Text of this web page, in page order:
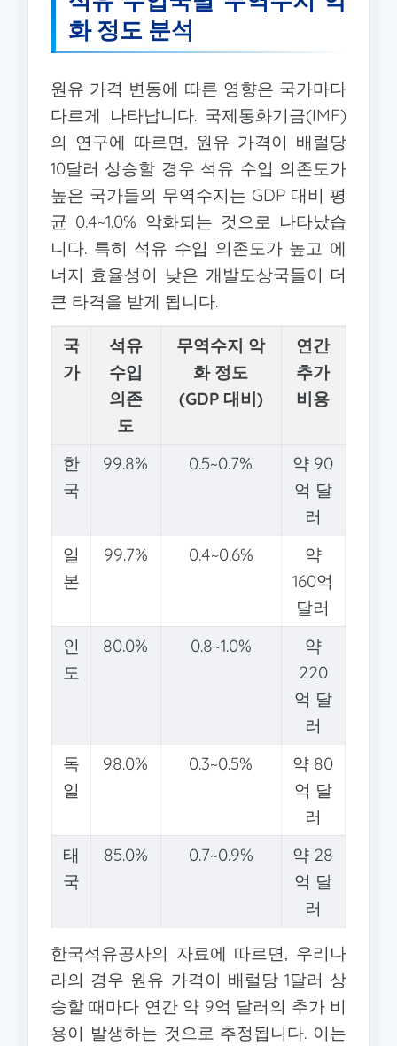
화 정도 분석
원유 가격 변동에 따른 영향은 국가마다
다르게 나타납니다. 국제통화기금(IMF)
의 연구에 따르면, 원유 가격이 배럴당
10달러 상승할 경우 석유 수입 의존도가
높은 국가들의 무역수지는 GDP 대비 평
균 0.4~1.0% 악화되는 것으로 나타났습
니다. 특히 석유 수입 의존도가 높고 에
너지 효율성이 낮은 개발도상국들이 더
큰 타격을 받게 됩니다.
국
가
석유
수입
의존
도
무역수지 악
화 정도
(GDP 대비)
연간
추가
비용
한
국
99.8% 0.5~0.7%
약 90
억 달
러
일
본
99.7% 0.4~0.6%
약
160억
달러
인
도
80.0% 0.8~1.0%
약
220
억 달
러
독
일
98.0% 0.3~0.5%
약 80
억 달
러
태
국
85.0% 0.7~0.9%
약 28
억 달
러
한국석유공사의 자료에 따르면, 우리나
라의 경우 원유 가격이 배럴당 1달러 상
승할 때마다 연간 약 9억 달러의 추가 비
용이 발생하는 것으로 추정됩니다. 이는